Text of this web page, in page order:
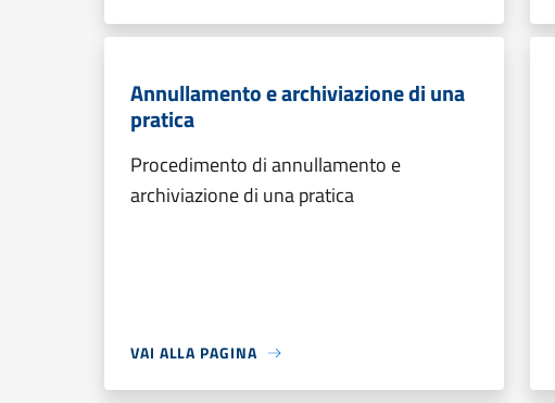
Annullamento e archiviazione di una
pratica
Procedimento di annullamento e
archiviazione di una pratica
VAI ALLA PAGINA